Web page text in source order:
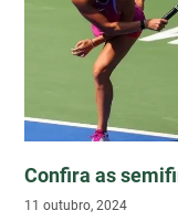
Confira as
11 outubro, 2024